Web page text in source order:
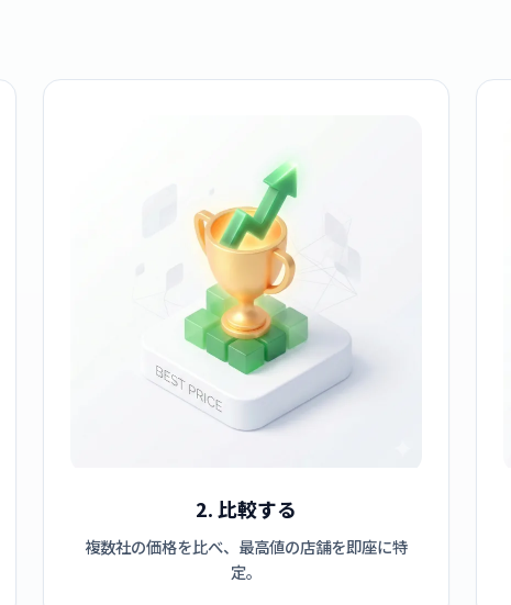
2. 比較する
複数社の価格を比べ、最高値の店舗を即座に特
定。